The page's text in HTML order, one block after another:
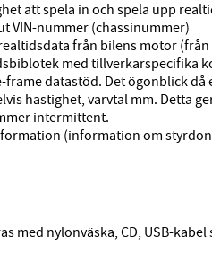
att spela in och spela upp
VIN-nummer (chassinummer)
realtidsdata från bilens motor
med tillverkarspecifika
frame datastöd. Det ögonblick
hastighet, varvtal mm. Detta
intermittent.
(information om
med nylonväska, CD, USB-